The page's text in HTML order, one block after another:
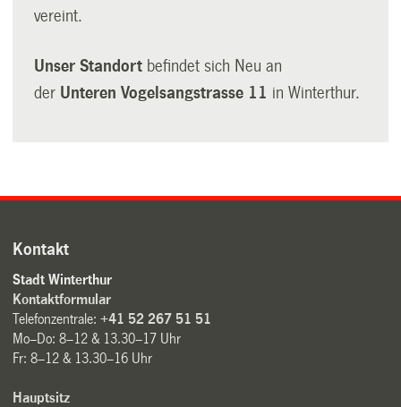
vereint.
Unser Standort befindet sich Neu an
der Unteren Vogelsangstrasse 11 in Winterthur.
Kontakt
Stadt Winterthur
Kontaktformular
Telefonzentrale:+41 52 267 51 51
Mo–Do: 8–12 & 13.30–17 Uhr
Fr: 8–12 & 13.30–16 Uhr
Hauptsitz